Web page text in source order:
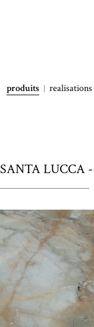
produits realisations
SANTA LUCCA